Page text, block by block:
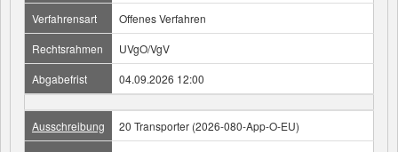
Verfahrensart
Offenes Verfahren
Rechtsrahmen
UVgO/VgV
Abgabefrist
04.09.2026 12:00
Ausschreibung
20 Transporter (2026-080-App-O-EU)